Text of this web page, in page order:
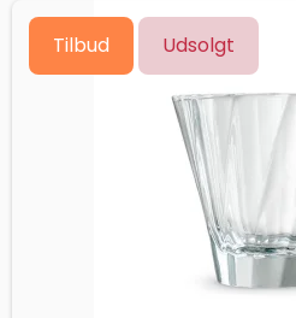
Tilbud Udsolgt